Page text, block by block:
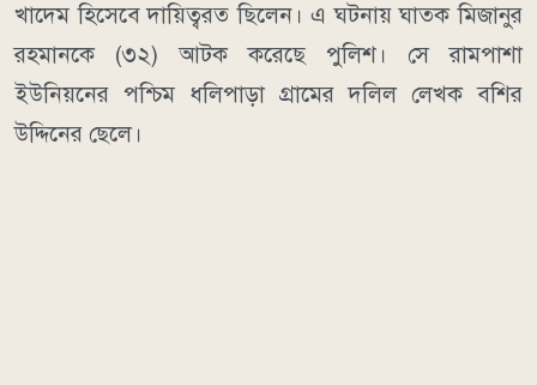
খাদেম হিসেবে দায়িত্বরত ছিলেন। এ ঘটনায় ঘাতক মিজানুর
রহমানকে (৩২) আটক করেছে পুলিশ। সে রামপাশা
ইউনিয়নের পশ্চিম ধলিপাড়া গ্রামের দলিল লেখক বশির
উদ্দিনের ছেলে।